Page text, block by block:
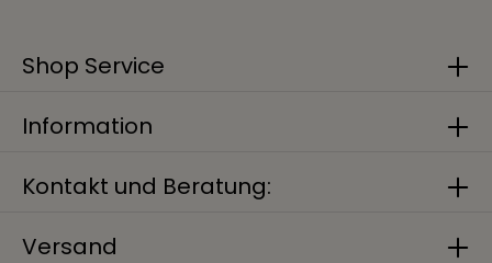
Kontakt und Beratung:
Versand
Shop Service
Information